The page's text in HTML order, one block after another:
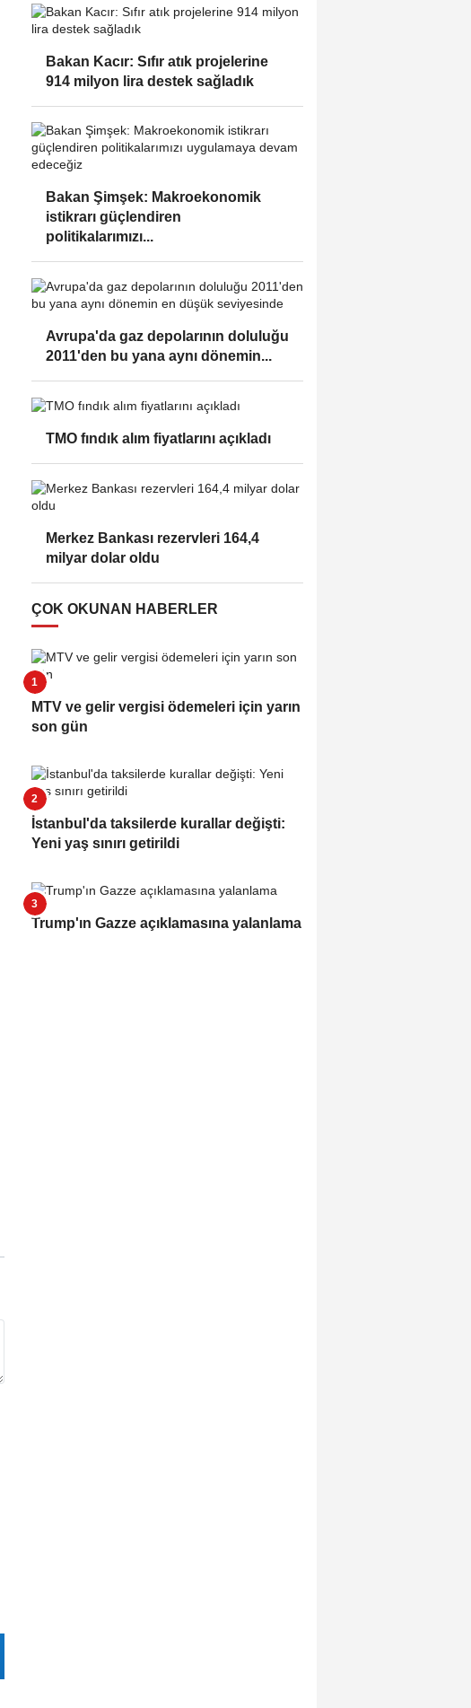
Bakan Kacır: Sıfır atık projelerine
914 milyon lira destek sağladık
Bakan Şimşek: Makroekonomik
istikrarı güçlendiren
politikalarımızı...
Avrupa'da gaz depolarının doluluğu
2011'den bu yana aynı dönemin...
TMO fındık alım fiyatlarını açıkladı
Merkez Bankası rezervleri 164,4
milyar dolar oldu
ÇOK OKUNAN HABERLER
MTV ve gelir vergisi ödemeleri için yarın
son gün
İstanbul'da taksilerde kurallar değişti:
Yeni yaş sınırı getirildi
Trump'ın Gazze açıklamasına yalanlama